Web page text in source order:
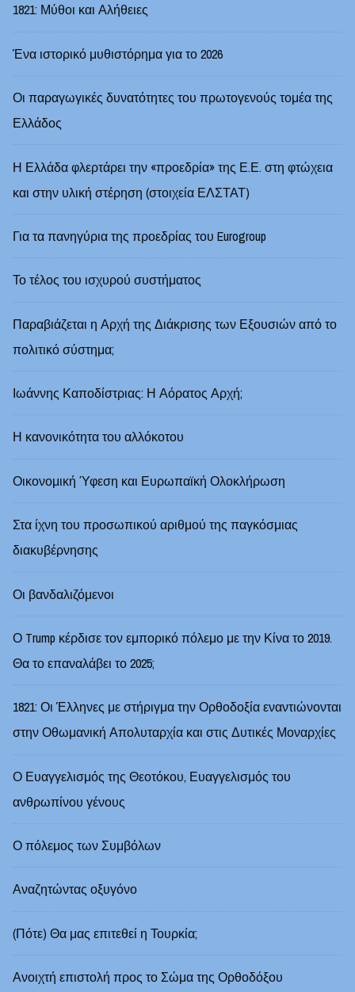
1821: Μύθοι και Αλήθειες
Ένα ιστορικό μυθιστόρημα για το 2026
Οι παραγωγικές δυνατότητες του πρωτογενούς τομέα της
Ελλάδος
Η Ελλάδα φλερτάρει την «προεδρία» της Ε.Ε. στη φτώχεια
και στην υλική στέρηση (στοιχεία ΕΛΣΤΑΤ)
Για τα πανηγύρια της προεδρίας του Eurogroup
Το τέλος του ισχυρού συστήματος
Παραβιάζεται η Αρχή της Διάκρισης των Εξουσιών από το
πολιτικό σύστημα;
Ιωάννης Καποδίστριας: Η Αόρατος Αρχή;
Η κανονικότητα του αλλόκοτου
Οικονομική Ύφεση και Ευρωπαϊκή Ολοκλήρωση
Στα ίχνη του προσωπικού αριθμού της παγκόσμιας
διακυβέρνησης
Οι βανδαλιζόμενοι
Ο Trump κέρδισε τον εμπορικό πόλεμο με την Κίνα το 2019.
Θα το επαναλάβει το 2025;
1821: Οι Έλληνες με στήριγμα την Ορθοδοξία εναντιώνονται
στην Οθωμανική Απολυταρχία και στις Δυτικές Μοναρχίες
Ο Ευαγγελισμός της Θεοτόκου, Ευαγγελισμός του
ανθρωπίνου γένους
Ο πόλεμος των Συμβόλων
Αναζητώντας οξυγόνο
(Πότε) Θα μας επιτεθεί η Τουρκία;
Ανοιχτή επιστολή προς το Σώμα της Ορθοδόξου